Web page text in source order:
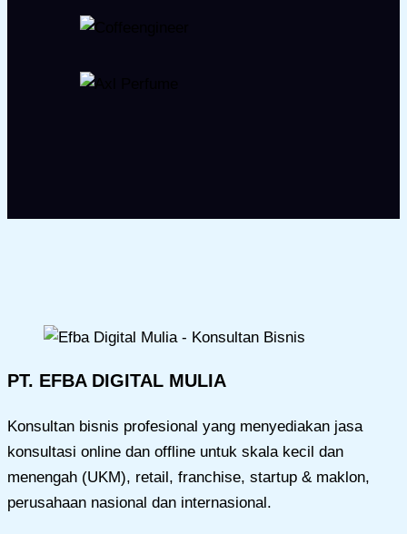
PT. EFBA DIGITAL MULIA
Konsultan bisnis profesional yang menyediakan jasa
konsultasi online dan offline untuk skala kecil dan
menengah (UKM), retail, franchise, startup & maklon,
perusahaan nasional dan internasional.